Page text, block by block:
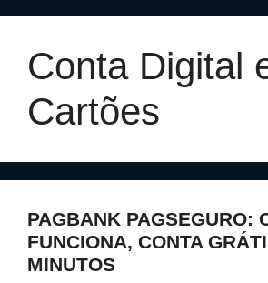
Conta Digital
Cartões
PAGBANK PAGSEGURO:
FUNCIONA, CONTA
MINUTOS